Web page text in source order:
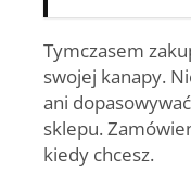
Tymczasem
swojej kanapy.
ani
sklepu.
kiedy chcesz.